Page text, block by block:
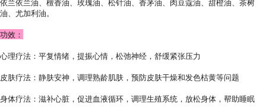
依兰依兰油、檀香油、玫瑰油、松针油、香茅油、肉豆蔻油、甜橙油、茶树
油、尤加利油。
功效：
心理疗法：平复情绪，提振心情，松弛神经，舒缓紧张压力
皮肤疗法：静肤安神，调理熟龄肌肤，预防皮肤干燥和发色枯黄等问题
身体疗法：滋补心脏，促进血液循环，调理生殖系统，放松身体，帮助睡眠